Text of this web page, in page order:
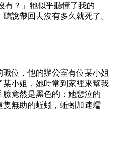
有？」牠似乎聽懂了我的
說帶回去沒有多久就死了。
位，他的辦公室有位某小姐
小姐，她時常到家裡來幫我
竟然是黑色的；她悲泣的
無助的蚯蚓，蚯蚓加速蠕